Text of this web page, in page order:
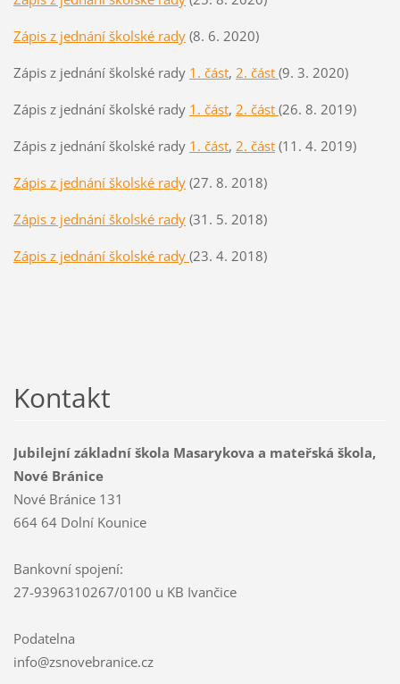
Zápis z jednání školské rady(8. 6. 2020)
Zápis z jednání školské rady 1. část, 2. část (9. 3. 2020)
Zápis z jednání školské rady 1. část, 2. část (26. 8. 2019)
Zápis z jednání školské rady 1. část, 2. část(11. 4. 2019)
Zápis z jednání školské rady(27. 8. 2018)
Zápis z jednání školské rady(31. 5. 2018)
Zápis z jednání školské rady (23. 4. 2018)
Kontakt
Jubilejní základní škola Masarykova a mateřská škola,
Nové Bránice
Nové Bránice 131
664 64 Dolní Kounice
Bankovní spojení:
27-9396310267/0100 u KB Ivančice
Podatelna
info@zsnovebranice.cz